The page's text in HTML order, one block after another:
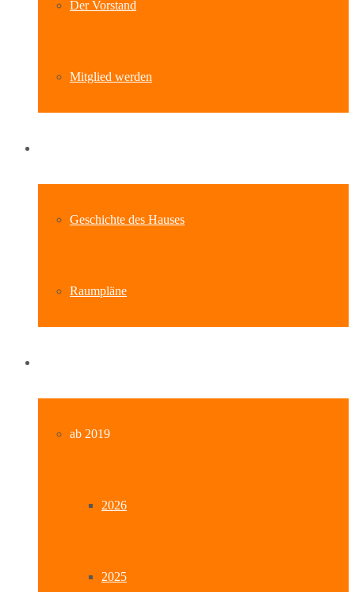
Der Vorstand
Mitglied werden
Geschichte des Hauses
Raumpläne
ab 2019
2026
2025